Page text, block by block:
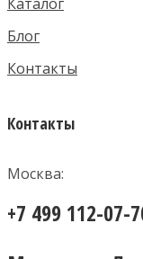
Блог
Контакты
Контакты
Москва:
+7 499 112-07-